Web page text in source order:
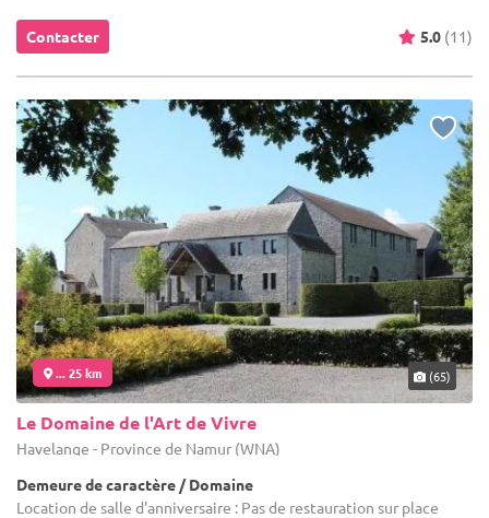
Contacter 5.0 (11)
... 25 km (65)
Le Domaine de l'Art de Vivre
Havelange - Province de Namur (WNA)
Demeure de caractère / Domaine
Location de salle d'anniversaire : Pas de restauration sur place